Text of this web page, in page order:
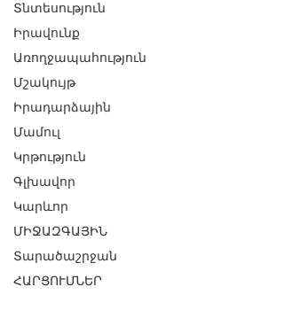
Տնտեսություն
Իրավունք
Առողջապահություն
Մշակույթ
Իրադարձային
Մամուլ
Կրթություն
Գլխավոր
Կարևոր
ՄԻՋԱԶԳԱՅԻՆ
Տարածաշրջան
ՀԱՐՑՈՒՄՆԵՐ